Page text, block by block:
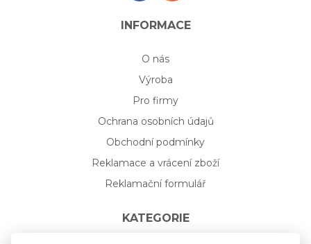
INFORMACE
O nás
Výroba
Pro firmy
Ochrana osobních údajů
Obchodní podmínky
Reklamace a vrácení zboží
Reklamační formulář
KATEGORIE